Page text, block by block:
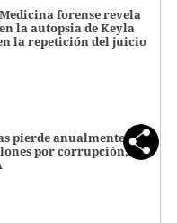
forense revela
la autopsia de Keyla
la repetición del juicio
pierde anualmente
por corrupción,